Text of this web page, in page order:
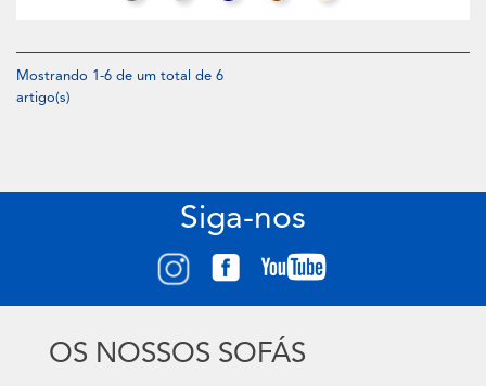
Mostrando 1-6 de um total de 6
artigo(s)
Siga-nos
OS NOSSOS SOFÁS